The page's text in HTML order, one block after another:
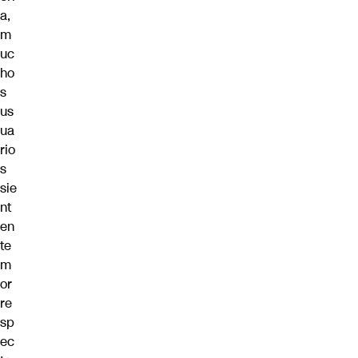
a,
m
uc
ho
s
us
ua
rio
s
sie
nt
en
te
m
or
re
sp
ec